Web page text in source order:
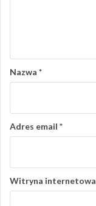
Nazwa *
Adres email *
Witryna internetowa